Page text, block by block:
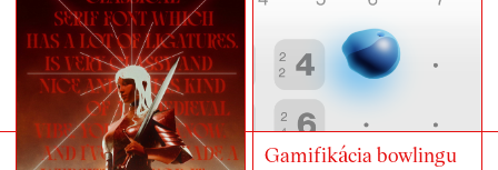
Gamifikácia bowlingu